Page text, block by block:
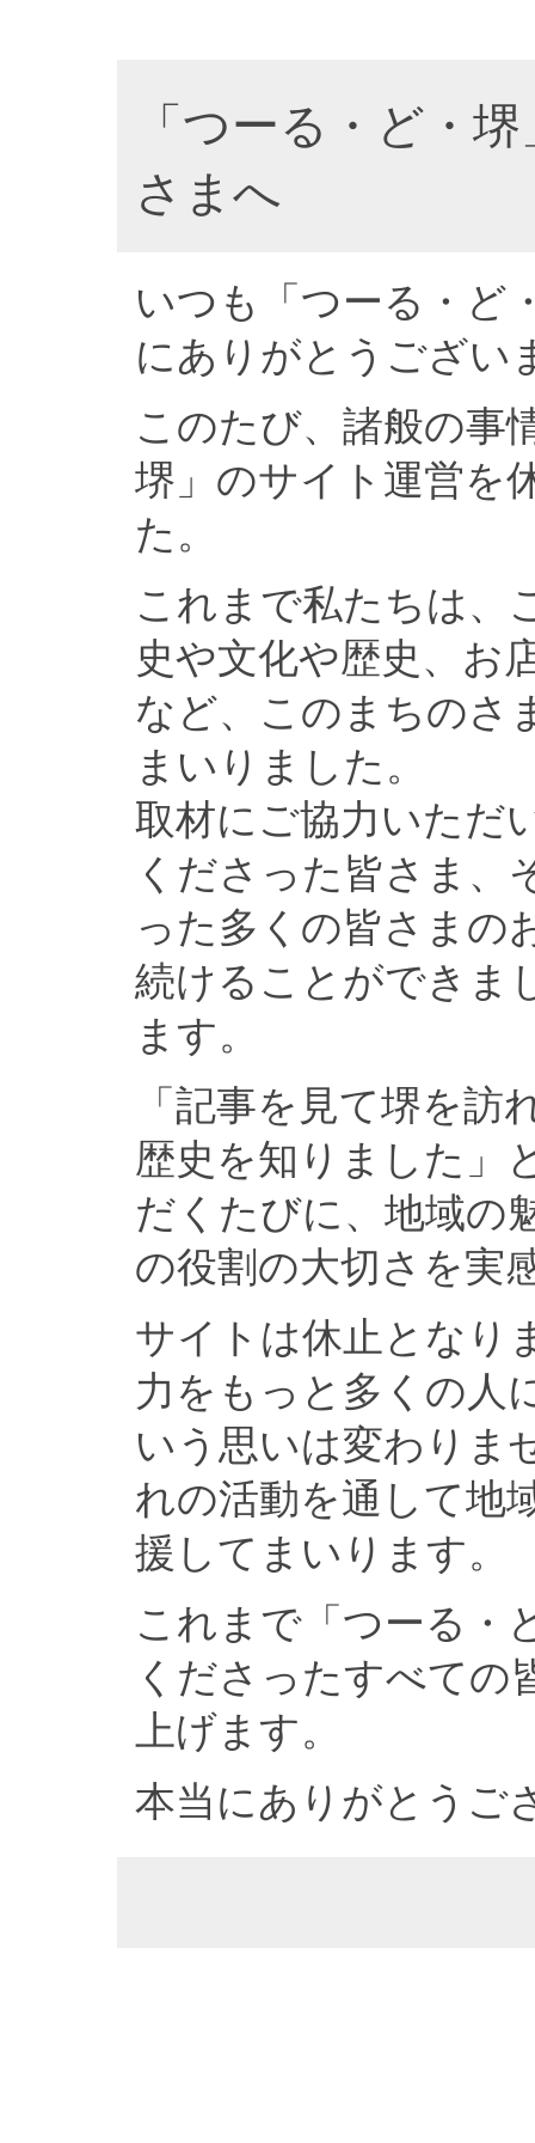
「つーる・ど・
さまへ
いつも「つーる・ど
にありがとうござい
このたび、諸般の事
堺」のサイト運営を
た。
これまで私たちは、
史や文化や歴史、お
など、このまちのさ
まいりました。
取材にご協力いただ
くださった皆さま、
った多くの皆さまの
続けることができま
ます。
「記事を見て堺を
歴史を知りました」
だくたびに、地域の
の役割の大切さを実
サイトは休止となり
力をもっと多くの人
いう思いは変わりま
れの活動を通して地
援してまいります。
これまで「つーる・
くださったすべての
上げます。
本当にありがとうご